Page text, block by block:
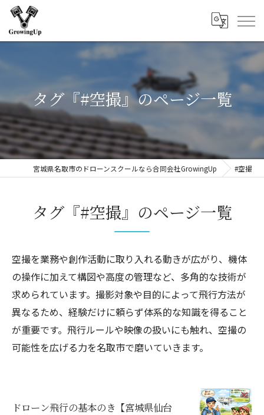
タグ『#空撮』のページ一覧
宮城県名取市のドローンスクールなら合同会社GrowingUp #空撮
タグ『#空撮』のページ一覧
空撮を業務や創作活動に取り入れる動きが広がり、機体
の操作に加えて構図や高度の管理など、多角的な技術が
求められています。撮影対象や目的によって飛行方法が
異なるため、経験だけに頼らず体系的な知識を得ること
が重要です。飛行ルールや映像の扱いにも触れ、空撮の
可能性を広げる力を名取市で磨いていきます。
ドローン飛行の基本のき【宮城県仙台